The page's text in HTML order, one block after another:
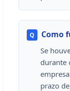
Q Como
Se
durante
prazo